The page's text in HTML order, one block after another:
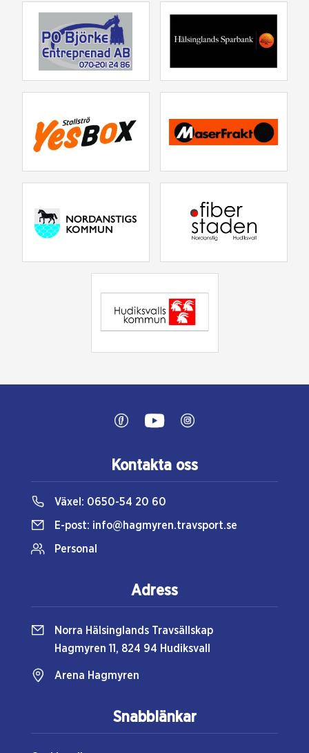
Snabblänkar
Kontakta oss
Växel: 0650-54 20 60
E-post: info@hagmyren.travsport.se
Personal
Adress
Norra Hälsinglands Travsällskap
Hagmyren 11, 824 94 Hudiksvall
Arena Hagmyren